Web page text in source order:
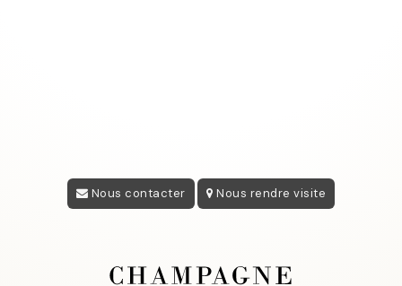
Nous contacter Nous rendre visite